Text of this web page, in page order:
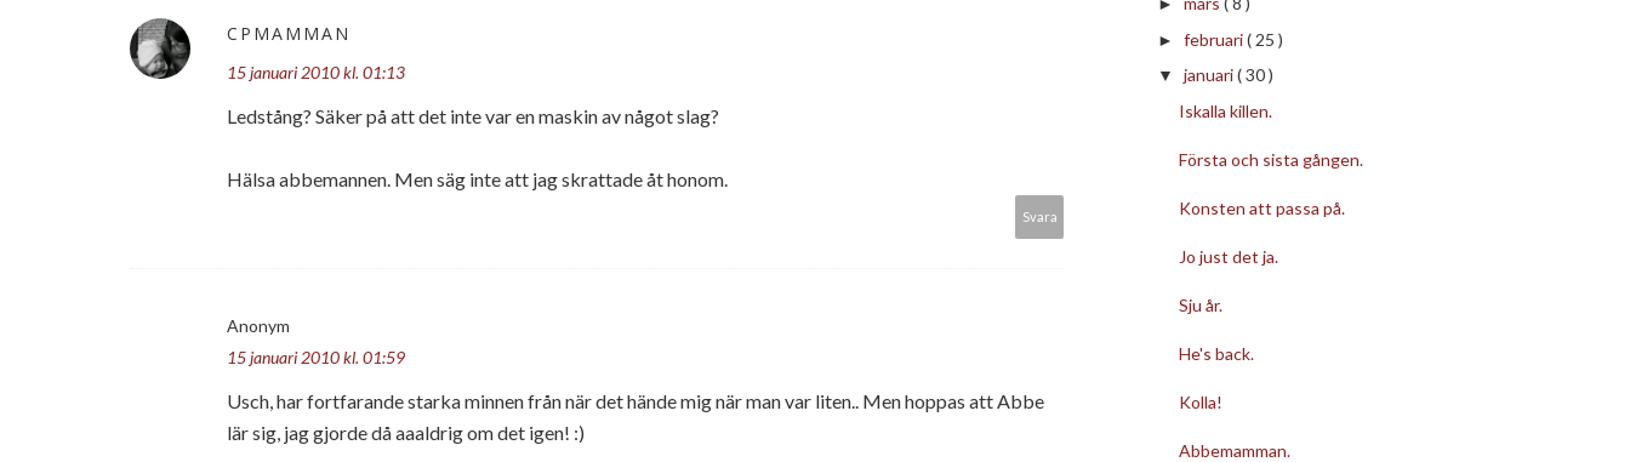
CPMAMMAN
15 januari 2010 kl. 01:13
Ledstång? Säker på att det inte var en maskin av något slag?
Hälsa abbemannen. Men säg inte att jag skrattade åt honom.
Svara
Anonym
15 januari 2010 kl. 01:59
Usch, har fortfarande starka minnen från när det hände mig när man var liten.. Men hoppas att Abbe
lär sig, jag gjorde då aaaldrig om det igen! :)
► februari( 25 )
▼ januari( 30 )
Iskalla killen.
Första och sista gången.
Konsten att passa på.
Jo just det ja.
Sju år.
He's back.
Kolla!
Abbemamman.